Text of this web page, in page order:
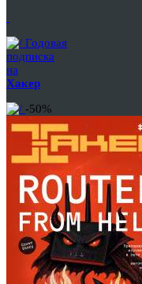
Годовая
подписка
на
Хакер
-50%